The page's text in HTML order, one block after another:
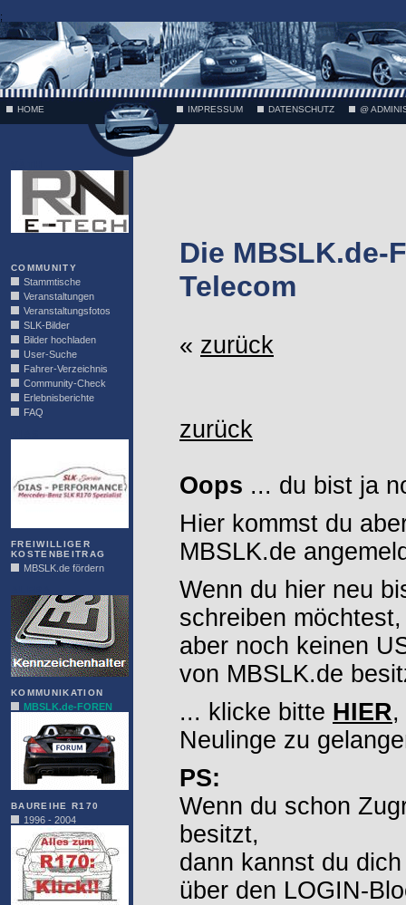
;
HOME IMPRESSUM DATENSCHUTZ @
COMMUNITY
Stammtische
Veranstaltungen
Veranstaltungsfotos
SLK-Bilder
Bilder hochladen
User-Suche
Fahrer-Verzeichnis
Community-Check
Erlebnisberichte
FAQ
FREIWILLIGER
KOSTENBEITRAG
MBSLK.de fördern
KOMMUNIKATION
MBSLK.de-FOREN
BAUREIHE R170
1996 - 2004
Die MBSLK.de-
Telecom
« zurück
zurück
Oops ... du bist ja
Hier kommst du
MBSLK.de
Wenn du hier neu
schreiben möchtest,
aber noch keinen
von MBSLK.de
... klicke bitte HIER,
Neulinge zu
PS:
Wenn du schon
besitzt,
dann kannst du
über den LOGIN-